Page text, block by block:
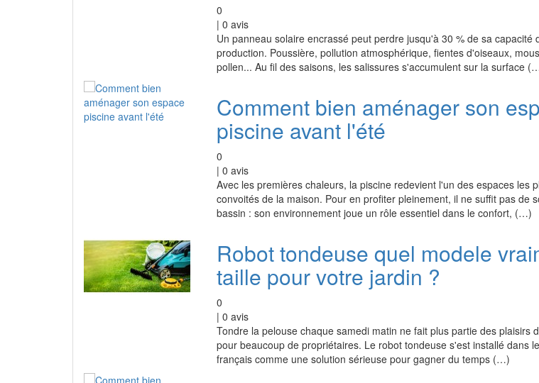
0
| 0 avis
Un panneau solaire encrassé peut perdre jusqu'à 30 % de sa capacité
production. Poussière, pollution atmosphérique, fientes d'oiseaux,
pollen... Au fil des saisons, les salissures s'accumulent sur la surface
Comment bien aménager son
piscine avant l'été
0
| 0 avis
Avec les premières chaleurs, la piscine redevient l'un des espaces les
convoités de la maison. Pour en profiter pleinement, il ne suffit pas de
bassin : son environnement joue un rôle essentiel dans le confort, (…)
Robot tondeuse quel modele
taille pour votre jardin ?
0
| 0 avis
Tondre la pelouse chaque samedi matin ne fait plus partie des plaisirs
pour beaucoup de propriétaires. Le robot tondeuse s'est installé dans
français comme une solution sérieuse pour gagner du temps (…)